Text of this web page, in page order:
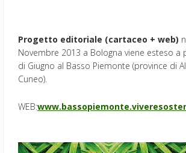
Progetto editoriale (cartaceo + web)
Novembre 2013 a Bologna viene esteso a
di Giugno al Basso Piemonte (province di
Cuneo).
WEB: